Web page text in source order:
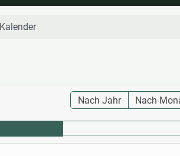
Kalender
Nach Jahr Nach